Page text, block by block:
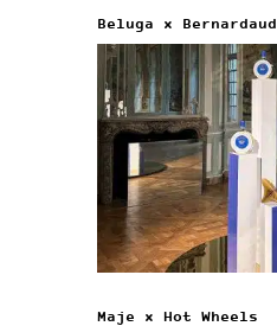
Beluga x Bernardaud
Maje x Hot Wheels